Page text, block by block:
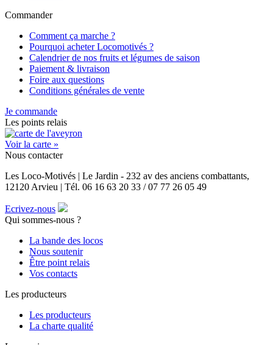
Commander
Comment ça marche ?
Pourquoi acheter Locomotivés ?
Calendrier de nos fruits et légumes de saison
Paiement & livraison
Foire aux questions
Conditions générales de vente
Je commande
Les points relais
Voir la carte »
Nous contacter
Les Loco-Motivés | Le Jardin - 232 av des anciens combattants,
12120 Arvieu | Tél. 06 16 63 20 33 / 07 77 26 05 49
Ecrivez-nous
Qui sommes-nous ?
La bande des locos
Nous soutenir
Être point relais
Vos contacts
Les producteurs
Les producteurs
La charte qualité